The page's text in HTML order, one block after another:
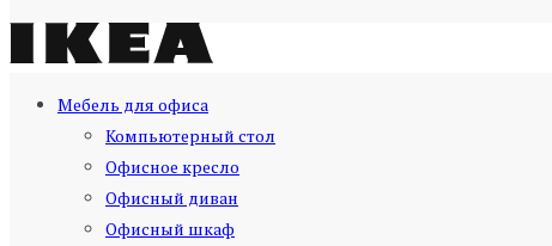
Мебель для офиса
Компьютерный стол
Офисное кресло
Офисный диван
Офисный шкаф